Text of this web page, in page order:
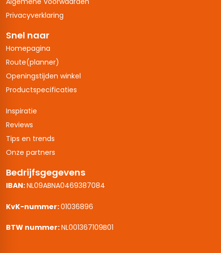
Privacyverklaring
Snel naar
Homepagina
Route(planner)
Openingstijden winkel
Productspecificaties
Inspiratie
Reviews
Tips en trends
Onze partners
Bedrijfsgegevens
IBAN:NL09ABNA0469387084
KvK-nummer:01036896
BTW nummer:NL001367109B01